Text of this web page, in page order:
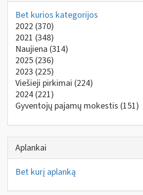
Bet kurios kategorijos
2022 (370)
2021 (348)
Naujiena (314)
2025 (236)
2023 (225)
Viešieji pirkimai (224)
2024 (221)
Gyventojų pajamų mokestis (151)
Aplankai
Bet kurį aplanką